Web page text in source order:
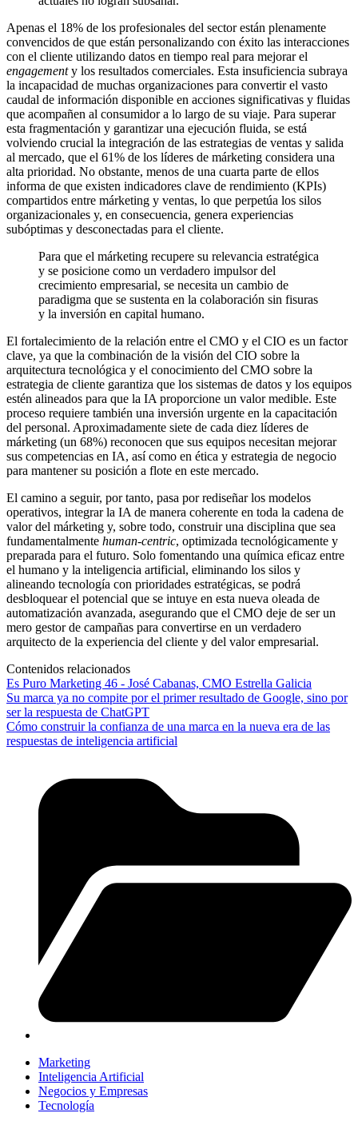
Apenas el 18% de los profesionales del sector están plenamente
convencidos de que están personalizando con éxito las interacciones
con el cliente utilizando datos en tiempo real para mejorar el
engagementy los resultados comerciales. Esta insuficiencia subraya
la incapacidad de muchas organizaciones para convertir el vasto
caudal de información disponible en acciones significativas y fluidas
que acompañen al consumidor a lo largo de su viaje. Para superar
esta fragmentación y garantizar una ejecución fluida, se está
volviendo crucial la integración de las estrategias de ventas y salida
al mercado, que el 61% de los líderes de márketing considera una
alta prioridad. No obstante, menos de una cuarta parte de ellos
informa de que existen indicadores clave de rendimiento (KPIs)
compartidos entre márketing y ventas, lo que perpetúa los silos
organizacionales y, en consecuencia, genera experiencias
subóptimas y desconectadas para el cliente.
Para que el márketing recupere su relevancia estratégica
y se posicione como un verdadero impulsor del
crecimiento empresarial, se necesita un cambio de
paradigma que se sustenta en la colaboración sin fisuras
y la inversión en capital humano.
El fortalecimiento de la relación entre el CMO y el CIO es un factor
clave, ya que la combinación de la visión del CIO sobre la
arquitectura tecnológica y el conocimiento del CMO sobre la
estrategia de cliente garantiza que los sistemas de datos y los equipos
estén alineados para que la IA proporcione un valor medible. Este
proceso requiere también una inversión urgente en la capacitación
del personal. Aproximadamente siete de cada diez líderes de
márketing (un 68%) reconocen que sus equipos necesitan mejorar
sus competencias en IA, así como en ética y estrategia de negocio
para mantener su posición a flote en este mercado.
El camino a seguir, por tanto, pasa por rediseñar los modelos
operativos, integrar la IA de manera coherente en toda la cadena de
valor del márketing y, sobre todo, construir una disciplina que sea
fundamentalmente human-centric, optimizada tecnológicamente y
preparada para el futuro. Solo fomentando una química eficaz entre
el humano y la inteligencia artificial, eliminando los silos y
alineando tecnología con prioridades estratégicas, se podrá
desbloquear el potencial que se intuye en esta nueva oleada de
automatización avanzada, asegurando que el CMO deje de ser un
mero gestor de campañas para convertirse en un verdadero
arquitecto de la experiencia del cliente y del valor empresarial.
Contenidos relacionados
Es Puro Marketing 46 - José Cabanas, CMO Estrella Galicia
Su marca ya no compite por el primer resultado de Google, sino por
ser la respuesta de ChatGPT
Cómo construir la confianza de una marca en la nueva era de las
respuestas de inteligencia artificial
Marketing
Inteligencia Artificial
Negocios y Empresas
Tecnología